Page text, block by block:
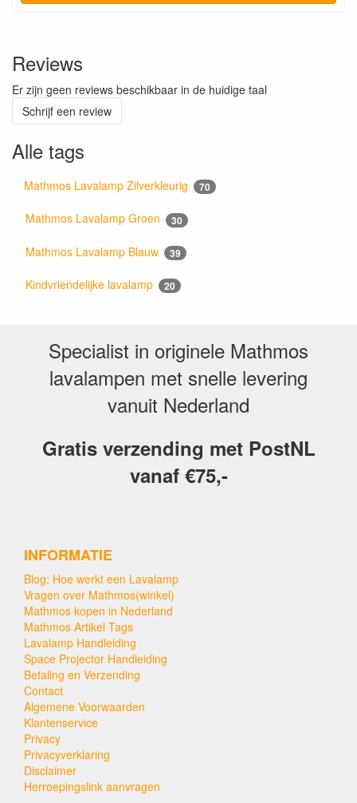
Reviews
Er zijn geen reviews beschikbaar in de huidige taal
Schrijf een review
Alle tags
Mathmos Lavalamp Zilverkleurig 70
Mathmos Lavalamp Groen 30
Mathmos Lavalamp Blauw 39
Kindvriendelijke lavalamp 20
Specialist in originele Mathmos
lavalampen met snelle levering
vanuit Nederland
Gratis verzending met PostNL
vanaf €75,-
INFORMATIE
Blog: Hoe werkt een Lavalamp
Vragen over Mathmos(winkel)
Mathmos kopen in Nederland
Mathmos Artikel Tags
Lavalamp Handleiding
Space Projector Handleiding
Betaling en Verzending
Contact
Algemene Voorwaarden
Klantenservice
Privacy
Privacyverklaring
Disclaimer
Herroepingslink aanvragen